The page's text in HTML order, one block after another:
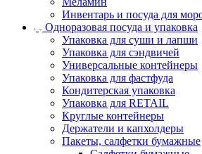
Инвентарь и посуда для
Одноразовая посуда и упаковка
Упаковка для суши и лапши
Упаковка для сэндвичей
Универсальные контейнеры
Упаковка для фастфуда
Кондитерская упаковка
Упаковка для RETAIL
Круглые контейнеры
Держатели и капхолдеры
Пакеты, салфетки бумажные